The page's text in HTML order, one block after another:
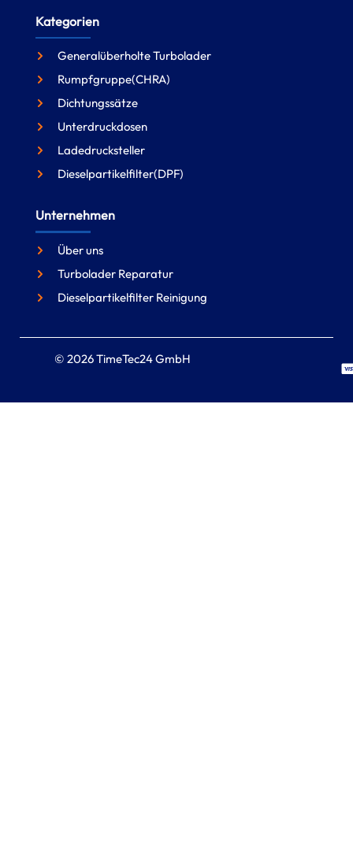
Kategorien
Generalüberholte Turbolader
Rumpfgruppe(CHRA)
Dichtungssätze
Unterdruckdosen
Ladedrucksteller
Dieselpartikelfilter(DPF)
Unternehmen
Über uns
Turbolader Reparatur
Dieselpartikelfilter Reinigung
© 2026 TimeTec24 GmbH